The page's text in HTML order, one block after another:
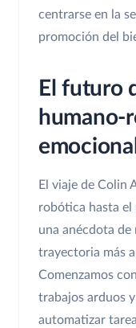
centrarse en la
promoción del
El futuro
humano-
El viaje de Colin
robótica hasta el
una anécdota de
trayectoria más
Comenzamos
trabajos arduos
automatizar